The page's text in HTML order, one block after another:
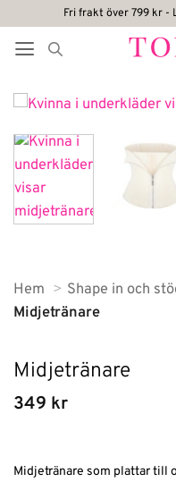
content
Fri frakt över 799 kr -
Hem Shape in och
Midjetränare
Midjetränare
349 kr
Midjetränare som plattar till